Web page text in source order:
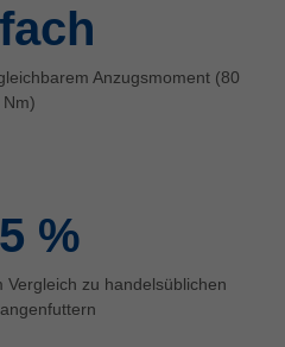
Anzugsmoment (80
Nm)
%
zu handelsüblichen